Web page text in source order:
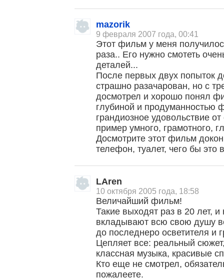
mazorik
9 февраля 2007 года, 00:41
Этот фильм у меня
раза.. Его нужно смотеть
деталей...
После первых двух попыток
страшно разачарован, но с
досмотрел и хорошо понял
глубиной и продуманностью
грандиозное удовольствие
пример умного, грамотного,
Досмотрите этот фильм
телефон, туалет, чего бы это
LAren
10 октября 2005 года, 18:58
Величайший фильм!
Такие выходят раз в 20 лет, и
вкладывают всю свою душу
до последнеро осветителя и
Цепляет все: реальный
классная музыка, красивые
Кто еще не смотрел,
пожалеете.
, поделитесь своим мнением